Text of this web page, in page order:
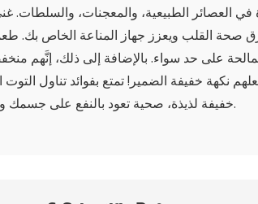
في العصائر الطبيعية، والمعجنات، والسلطات.
صحة القلب ويعزز جهاز المناعة الخاص بك.
على حد سواء. بالإضافة إلى ذلك، إنَّهم
نكهة خفيفة الضمير! تمتع بفوائد تناول التوت
خفيفة لذيذة، صحية تعود بالنفع على جسمك وتروي رغباتك.